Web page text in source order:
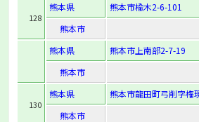
128
熊本県
熊本市楡木2-6-101
熊本市
熊本県
熊本市上南部2-7-19
熊本市
130
熊本県
熊本市龍田町弓削字権
熊本市